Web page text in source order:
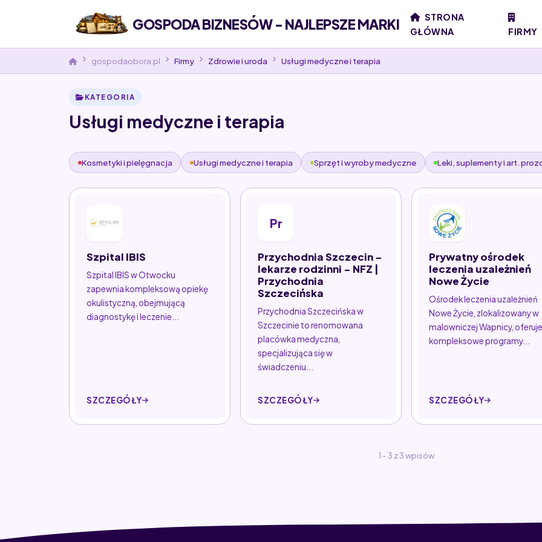
GOSPODA BIZNESÓW - NAJLEPSZE MARKI
STRONA
GŁÓWNA
FIRMY
gospodaobora.pl Firmy Zdrowie i uroda Usługi medyczne i terapia
KATEGORIA
Usługi medyczne i terapia
Kosmetyki i pielęgnacja Usługi medyczne i terapia Sprzęt i wyroby medyczne Leki, suplementy i art.
Szpital IBIS
Szpital IBIS w Otwocku
zapewnia kompleksową opiekę
okulistyczną, obejmującą
diagnostykę i leczenie...
SZCZEGÓŁY
Pr
Przychodnia Szczecin -
lekarze rodzinni - NFZ |
Przychodnia
Szczecińska
Przychodnia Szczecińska w
Szczecinie to renomowana
placówka medyczna,
specjalizująca się w
świadczeniu...
SZCZEGÓŁY
Prywatny ośrodek
leczenia uzależnień
Nowe Życie
Ośrodek leczenia uzależnień
Nowe Życie, zlokalizowany w
malowniczej Wapnicy, oferuje
kompleksowe programy...
SZCZEGÓŁY
1 - 3 z 3 wpisów